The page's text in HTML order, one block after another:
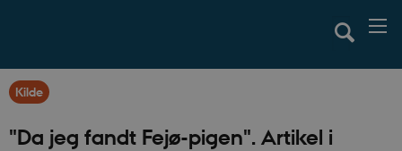
Kilde
"Da jeg fandt Fejø-pigen". Artikel i